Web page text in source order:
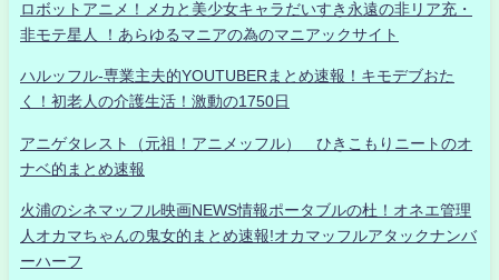
ロボットアニメ！メカと美少女キャラだいすき永遠の非リア充・
非モテ星人 ！あらゆるマニアの為のマニアックサイト
ハルッフル-専業主夫的YOUTUBERまとめ速報！キモデブおた
く！初老人の介護生活！激動の1750日
アニゲタレスト（元祖！アニメッフル） ひきこもりニートのオ
ナベ的まとめ速報
火浦のシネマッフル映画NEWS情報ポータブルの杜！オネエ管理
人オカマちゃんの鬼女的まとめ速報!オカマッフルアタックナンバ
ーハーフ